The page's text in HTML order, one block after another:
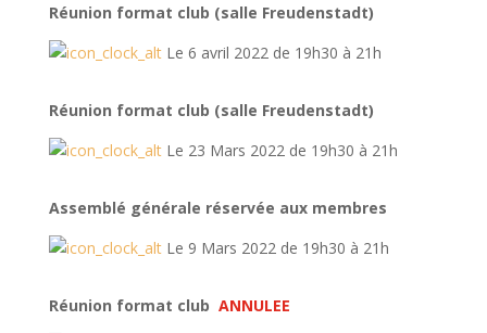
Réunion format club (salle Freudenstadt)
Le 6 avril 2022 de 19h30 à 21h
Réunion format club (salle Freudenstadt)
Le 23 Mars 2022 de 19h30 à 21h
Assemblé générale réservée aux membres
Le 9 Mars 2022 de 19h30 à 21h
Réunion format club ANNULEE